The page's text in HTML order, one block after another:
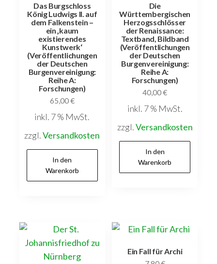
Das Burgschloss
König Ludwigs II. auf
dem Falkenstein –
ein ‚kaum
existierendes
Kunstwerk‘
(Veröffentlichungen
der Deutschen
Burgenvereinigung:
Reihe A:
Forschungen)
65,00€
inkl. 7 % MwSt.
zzgl.Versandkosten
In den
Warenkorb
Die
Württembergischen
Herzogsschlösser
der Renaissance:
Textband, Bildband
(Veröffentlichungen
der Deutschen
Burgenvereinigung:
Reihe A:
Forschungen)
40,00€
inkl. 7 % MwSt.
zzgl.Versandkosten
In den
Warenkorb
Ein Fall für Archi